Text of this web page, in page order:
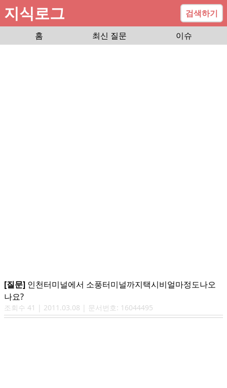
지식로그
검색하기
홈
최신 질문 이슈
[질문] 인천터미널에서 소풍터미널까지택시비얼마정도나오
나요?
조회수 41 | 2011.03.08 | 문서번호: 16044495